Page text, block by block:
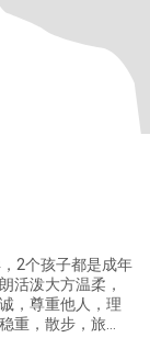
2个孩子都是成年
活泼大方温柔，
，尊重他人，理
重，散步，旅